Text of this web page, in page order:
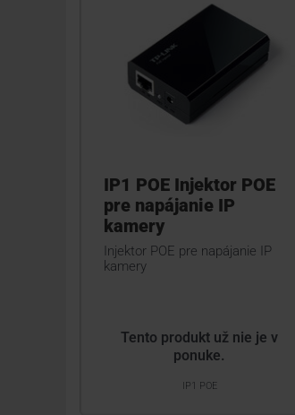
IP1 POE Injektor POE
pre napájanie IP
kamery
Injektor POE pre napájanie IP
kamery
Tento produkt už nie je v
ponuke.
IP1 POE